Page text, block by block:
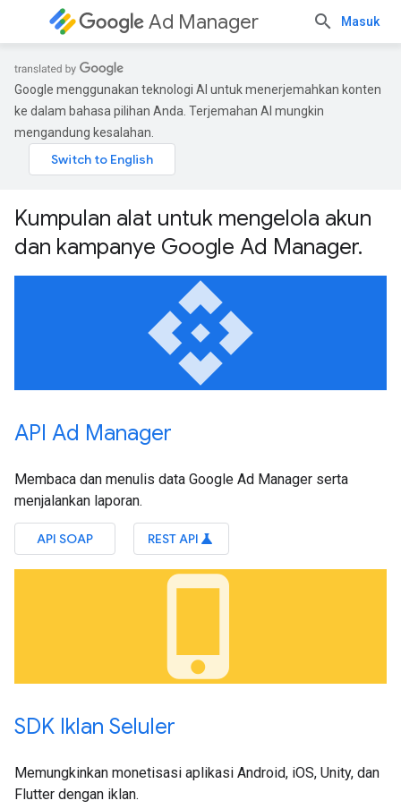
Ad Manager Masuk
Google menggunakan teknologi AI untuk menerjemahkan konten
ke dalam bahasa pilihan Anda. Terjemahan AI mungkin
mengandung kesalahan.
Kumpulan alat untuk mengelola akun
dan kampanye Google Ad Manager.
api
API Ad Manager
Membaca dan menulis data Google Ad Manager serta
menjalankan laporan.
API SOAP REST API science
phone_iphone
SDK Iklan Seluler
Memungkinkan monetisasi aplikasi Android, iOS, Unity, dan
Flutter dengan iklan.